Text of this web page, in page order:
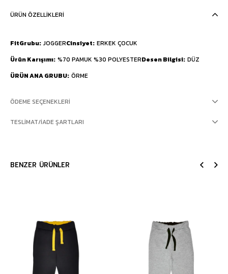
ÜRÜN ÖZELLIKLERI
FitGrubu JOGGERCinsiyet ERKEK ÇOCUK
Ürün Karışımı %70 PAMUK %30 POLYESTERDesen Bilgisi DÜZ
ÜRÜN ANA GRUBU ÖRME
ÖDEME SEÇENEKLERI
TESLIMAT/İADE ŞARTLARI
BENZER ÜRÜNLER